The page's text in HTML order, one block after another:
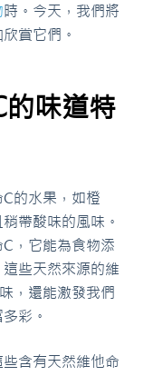
時。今天，我們將
賞它們。
味道特
的水果，如橙
帶酸味的風味。
，它能為食物添
些天然來源的維
，還能激發我們
彩。
含有天然維他命